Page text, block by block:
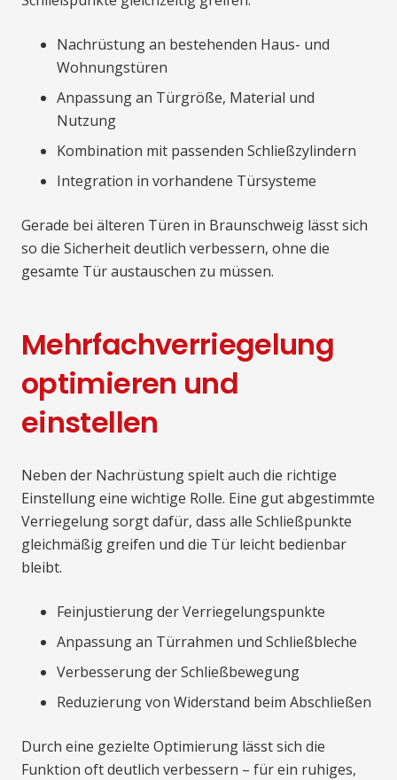
Nachrüstung an bestehenden Haus- und
Wohnungstüren
Anpassung an Türgröße, Material und
Nutzung
Kombination mit passenden Schließzylindern
Integration in vorhandene Türsysteme
Gerade bei älteren Türen in Braunschweig lässt sich
so die Sicherheit deutlich verbessern, ohne die
gesamte Tür austauschen zu müssen.
Mehrfachverriegelung
optimieren und
einstellen
Neben der Nachrüstung spielt auch die richtige
Einstellung eine wichtige Rolle. Eine gut abgestimmte
Verriegelung sorgt dafür, dass alle Schließpunkte
gleichmäßig greifen und die Tür leicht bedienbar
bleibt.
Feinjustierung der Verriegelungspunkte
Anpassung an Türrahmen und Schließbleche
Verbesserung der Schließbewegung
Reduzierung von Widerstand beim Abschließen
Durch eine gezielte Optimierung lässt sich die
Funktion oft deutlich verbessern – für ein ruhiges,